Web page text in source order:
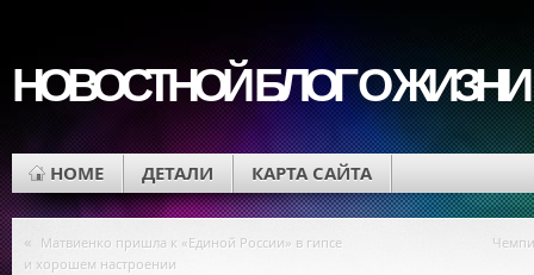
НОВОСТНОЙ БЛОГ О
HOME ДЕТАЛИ КАРТА САЙТА
« Матвиенко пришла к «Единой России» в гипсе
и хорошем настроении